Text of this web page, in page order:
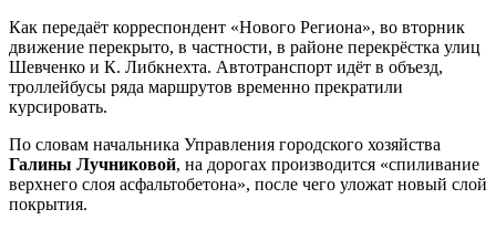
Как передаёт корреспондент «Нового Региона», во вторник
движение перекрыто, в частности, в районе перекрёстка улиц
Шевченко и К. Либкнехта. Автотранспорт идёт в объезд,
троллейбусы ряда маршрутов временно прекратили
курсировать.
По словам начальника Управления городского хозяйства
Галины Лучниковой, на дорогах производится «спиливание
верхнего слоя асфальтобетона», после чего уложат новый слой
покрытия.